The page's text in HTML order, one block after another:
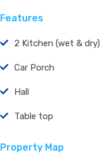
Features
2 Kitchen (wet & dry)
Car Porch
Hall
Table top
Property Map